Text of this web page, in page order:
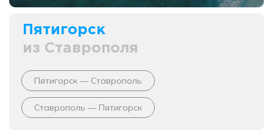
Пятигорск
из Ставрополя
Пятигорск — Ставрополь
Ставрополь — Пятигорск